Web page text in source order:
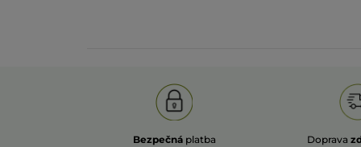
Bezpečná platba Doprava